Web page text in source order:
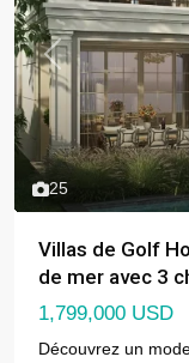
25
Previous
Villas de Golf
de mer avec 3
1,799,000 USD
Découvrez un